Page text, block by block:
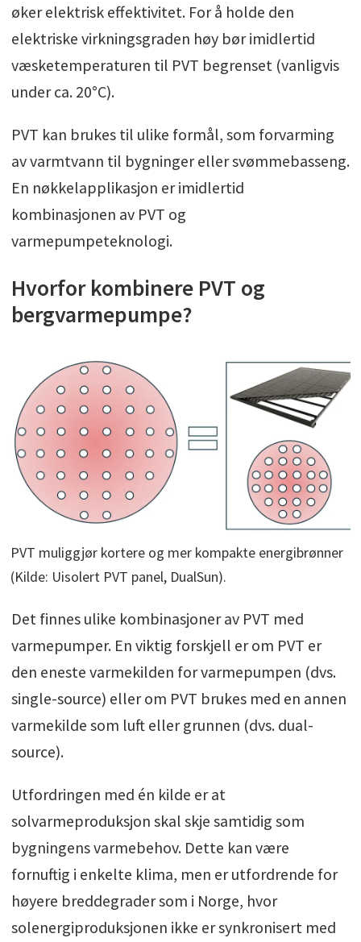
øker elektrisk effektivitet. For å holde den
elektriske virkningsgraden høy bør imidlertid
væsketemperaturen til PVT begrenset (vanligvis
under ca. 20°C).
PVT kan brukes til ulike formål, som forvarming
av varmtvann til bygninger eller svømmebasseng.
En nøkkelapplikasjon er imidlertid
kombinasjonen av PVT og
varmepumpeteknologi.
Hvorfor kombinere PVT og
bergvarmepumpe?
PVT muliggjør kortere og mer kompakte energibrønner
(Kilde: Uisolert PVT panel, DualSun).
Det finnes ulike kombinasjoner av PVT med
varmepumper. En viktig forskjell er om PVT er
den eneste varmekilden for varmepumpen (dvs.
single-source) eller om PVT brukes med en annen
varmekilde som luft eller grunnen (dvs. dual-
source).
Utfordringen med én kilde er at
solvarmeproduksjon skal skje samtidig som
bygningens varmebehov. Dette kan være
fornuftig i enkelte klima, men er utfordrende for
høyere breddegrader som i Norge, hvor
solenergiproduksjonen ikke er synkronisert med